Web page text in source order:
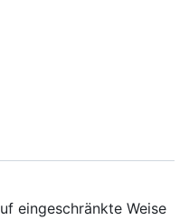
eingeschränkte Weise